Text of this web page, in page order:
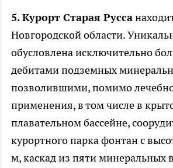
5. Курорт Старая Русса
Новгородской области.
обусловлена исключительно
дебитами подземных
позволившими, помимо
применения, в том числе в
плавательном бассейне,
курортного парка фонтан с
м, каскад из пяти минеральных